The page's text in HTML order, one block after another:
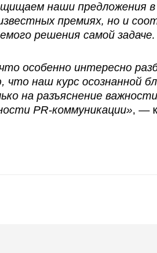
наши предложения
премиях, но и
решения самой задаче.
особенно интересно
что наш курс осознанной
на разъяснение
PR-коммуникации», —